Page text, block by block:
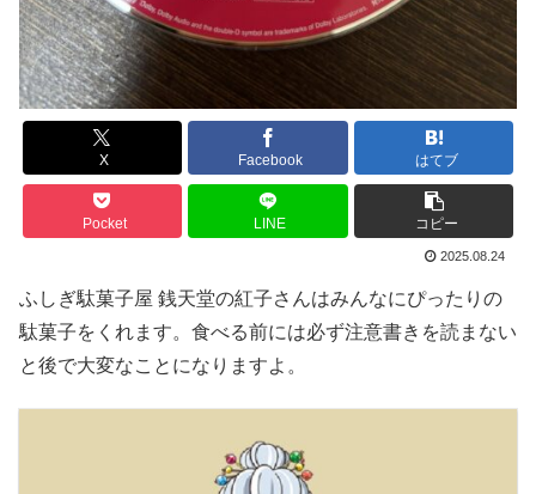
X Facebook はてブ
Pocket LINE コピー
2025.08.24
ふしぎ駄菓子屋 銭天堂の紅子さんはみんなにぴったりの
駄菓子をくれます。食べる前には必ず注意書きを読まない
と後で大変なことになりますよ。